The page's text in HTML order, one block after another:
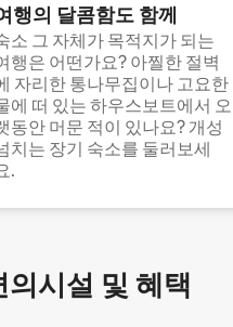
행의 달콤함도 함께
소 그 자체가 목적지가 되는
행은 어떤가요? 아찔한 절벽
자리한 통나무집이나 고요한
에 떠 있는 하우스보트에서 오
동안 머문 적이 있나요? 개성
치는 장기 숙소를 둘러보세
.
시설 및 혜택